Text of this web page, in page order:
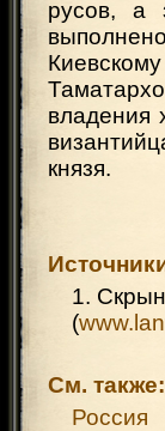
русов, а
князя.
1.
(
См. также:
Россия